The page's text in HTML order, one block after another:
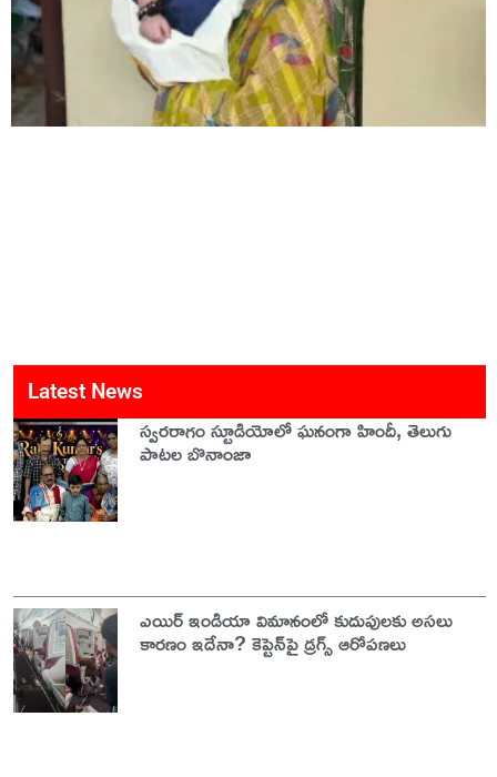
Latest News
స్వరరాగం స్టూడియోలో ఘనంగా హిందీ, తెలుగు
పాటల బొనాంజా
ఎయిర్ ఇండియా విమానంలో కుదుపులకు అసలు
కారణం ఇదేనా? కెప్టెన్‌పై డ్రగ్స్ ఆరోపణలు